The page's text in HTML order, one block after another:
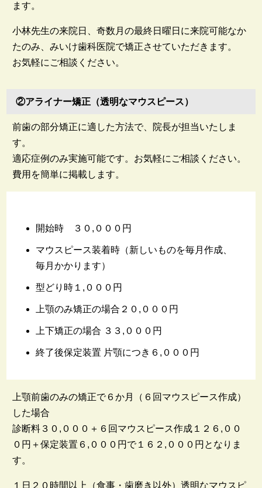
ます。
小林先生の来院日、奇数月の最終日曜日に来院可能なか
たのみ、みいけ歯科医院で矯正させていただきます。
お気軽にご相談ください。
②アライナー矯正（透明なマウスピース）
前歯の部分矯正に適した方法で、院長が担当いたしま
す。
適応症例のみ実施可能です。お気軽にご相談ください。
費用を簡単に掲載します。
開始時 ３０,０００円
マウスピース装着時（新しいものを毎月作成、
毎月かかります）
型どり時１,０００円
上顎のみ矯正の場合２０,０００円
上下矯正の場合 ３３,０００円
終了後保定装置 片顎につき６,０００円
上顎前歯のみの矯正で６か月（６回マウスピース作成）
した場合
診断料３０,０００＋６回マウスピース作成１２６,００
０円＋保定装置６,０００円で１６２,０００円となりま
す。
１日２０時間以上（食事・歯磨き以外）透明なマウスピ